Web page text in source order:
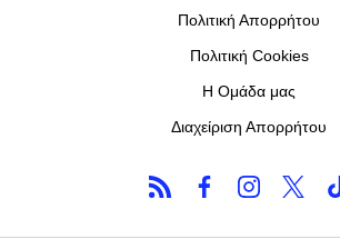
Πολιτική Απορρήτου
Πολιτική Cookies
Η Ομάδα μας
Διαχείριση Απορρήτου